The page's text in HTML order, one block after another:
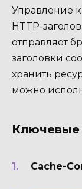
Управление
HTTP-
отправляет
заголовки
хранить
можно
Ключевые
Cache-